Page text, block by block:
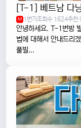
[T-1] 베트남 다
M 1번가조회수 1624추천
안녕하세요. T-1번방
법에 대해서 안내드리겠습니다. 구성 부지도 크고 컨
풀빌...